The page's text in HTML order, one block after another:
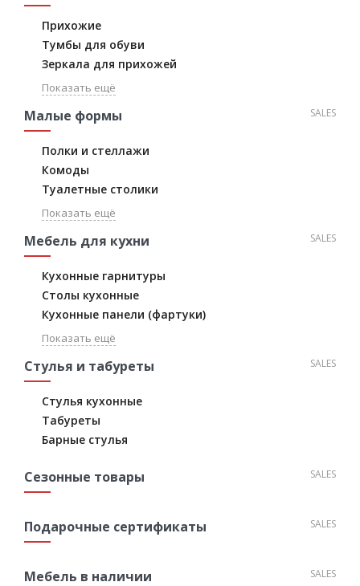
Прихожие
Тумбы для обуви
Зеркала для прихожей
Показать ещё
SALES
Малые формы
Полки и стеллажи
Комоды
Туалетные столики
Показать ещё
SALES
Мебель для кухни
Кухонные гарнитуры
Столы кухонные
Кухонные панели (фартуки)
Показать ещё
SALES
Стулья и табуреты
Стулья кухонные
Табуреты
Барные стулья
SALES
Сезонные товары
SALES
Подарочные сертификаты
SALES
Мебель в наличии